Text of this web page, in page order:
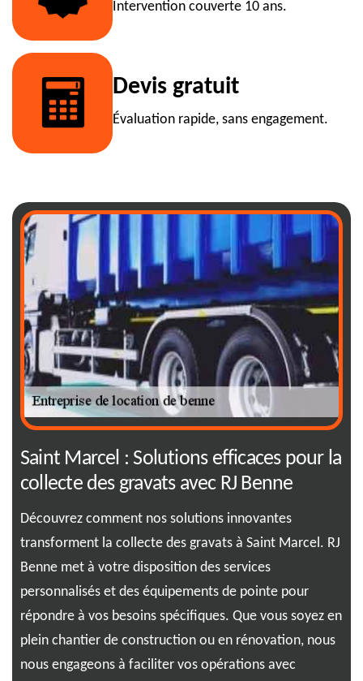
Intervention couverte 10 ans.
Devis gratuit
Évaluation rapide, sans engagement.
Saint Marcel : Solutions efficaces pour la
collecte des gravats avec RJ Benne
Découvrez comment nos solutions innovantes
transforment la collecte des gravats à Saint Marcel. RJ
Benne met à votre disposition des services
personnalisés et des équipements de pointe pour
répondre à vos besoins spécifiques. Que vous soyez en
plein chantier de construction ou en rénovation, nous
nous engageons à faciliter vos opérations avec